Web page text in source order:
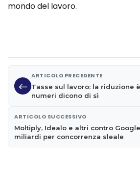
mondo del lavoro.
ARTICOLO PRECEDENTE
Tasse sul lavoro: la riduzione
numeri dicono di sì
ARTICOLO SUCCESSIVO
Moltiply, Idealo e altri contro
miliardi per concorrenza sleale